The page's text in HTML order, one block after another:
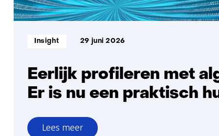
Eerlijk profileren met
Er is nu een praktisch
Informatietype:
Insight 29 juni 2026
Lees meer